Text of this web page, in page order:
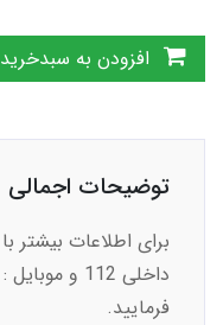
توضیحات اجمالی
فرمایید.